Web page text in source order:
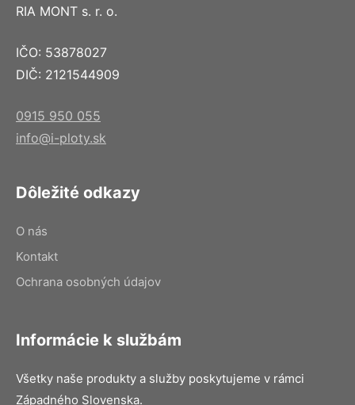
RIA MONT s. r. o.
IČO: 53878027
DIČ: 2121544909
0915 950 055
info@i-ploty.sk
Dôležité odkazy
O nás
Kontakt
Ochrana osobných údajov
Informácie k službám
Všetky naše produkty a služby poskytujeme v rámci
Západného Slovenska.